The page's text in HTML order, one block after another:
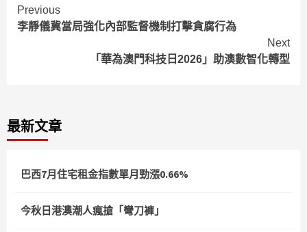
Continue
Reading
Previous
李靜儀冀當局強化內部監督機制打擊貪腐行為
Next
「華為澳門科技日2026」助澳數智化轉型
最新文章
巴西7月住宅租金指數單月勁漲0.66%
今秋日港澳潮人瘋搶「彎刀褲」